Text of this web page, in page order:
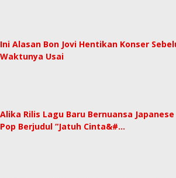
Ini Alasan Bon Jovi Hentikan Konser
Waktunya Usai
Alika Rilis Lagu Baru Bernuansa
Pop Berjudul “Jatuh Cinta&#…